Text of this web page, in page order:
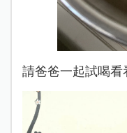
請爸爸一起試喝看